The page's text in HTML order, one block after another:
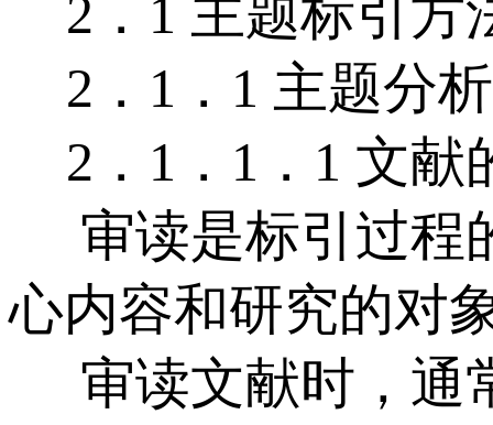
2．1 主题标引方
2．1．1 主题分
2．1．1．1 文献
审读是标引过程
心内容和研究的对
审读文献时，通